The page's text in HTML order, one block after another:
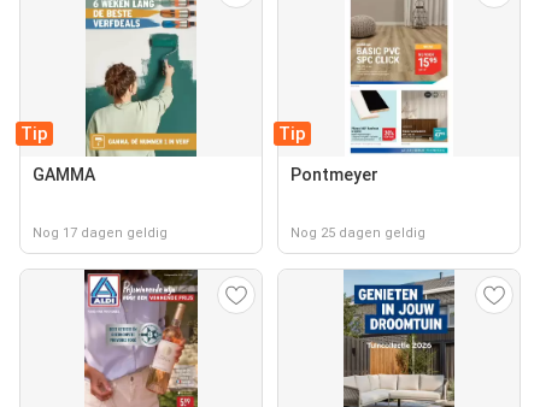
Tip
GAMMA
Nog 17 dagen geldig
Tip
Pontmeyer
Nog 25 dagen geldig